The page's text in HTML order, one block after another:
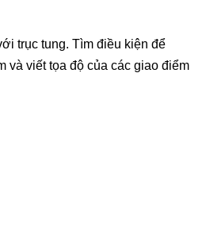
trục tung. Tìm điều kiện để
và viết tọa độ của các giao điểm